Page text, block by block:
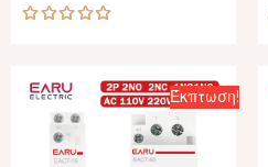
of 5
Έκπτωση!